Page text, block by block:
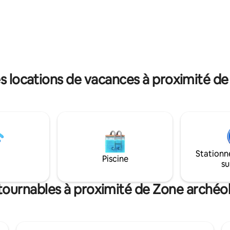
locations de vacances à proximité
Piscine
à proximité de Zone